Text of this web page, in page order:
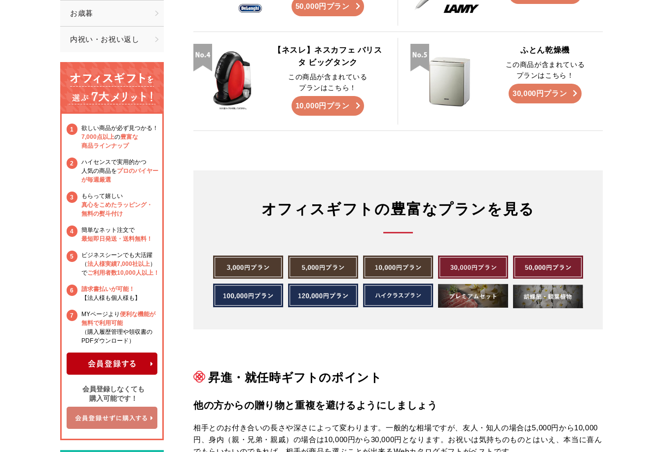
50,000円プラン
【ネスレ】ネスカフェ バリス
タ ビッグタンク
この商品が含まれている
プランはこちら！
10,000円プラン
ふとん乾燥機
この商品が含まれている
プランはこちら！
30,000円プラン
オフィスギフトの豊富なプランを見る
昇進・就任時ギフトのポイント
他の方からの贈り物と重複を避けるようにしましょう
相手とのお付き合いの長さや深さによって変わります。一般的な相場ですが、友人・知人の場合は5,000円から10,000
円、身内（親・兄弟・親戚）の場合は10,000円から30,000円となります。お祝いは気持ちのものとはいえ、本当に喜ん
お歳暮
内祝い・お祝い返し
1
欲しい商品が必ず見つかる！
7,000点以上の豊富な
商品ラインナップ
2
ハイセンスで実用的かつ
人気の商品をプロのバイヤー
が毎週厳選
3
もらって嬉しい
真心をこめたラッピング・
無料の熨斗付け
4
簡単なネット注文で
最短即日発送・送料無料！
5
ビジネスシーンでも大活躍
（法人様実績7,000社以上）
でご利用者数10,000人以上！
6
請求書払いが可能！
【法人様も個人様も】
7 MYページより 便利な機能が
無料で利用可能
（購入履歴管理や領収書の
PDFダウンロード）
会員登録しなくても
購入可能です！